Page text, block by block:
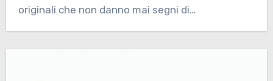
originali che non danno mai segni di…